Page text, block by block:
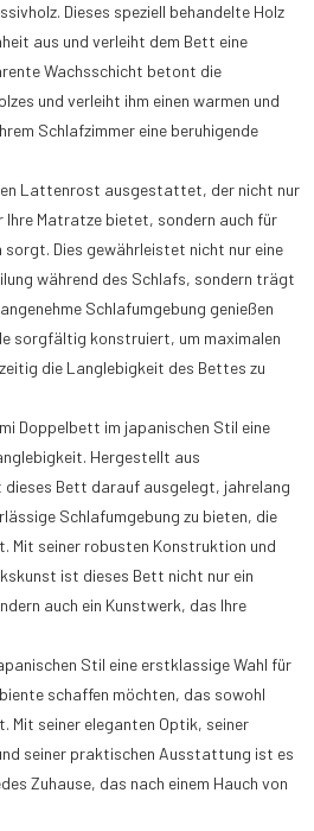
Dieses speziell behandelte Holz
aus und verleiht dem Bett eine
Wachsschicht betont die
und verleiht ihm einen warmen und
Schlafzimmer eine beruhigende
Lattenrost ausgestattet, der nicht nur
Ihre Matratze bietet, sondern auch für
Dies gewährleistet nicht nur eine
während des Schlafs, sondern trägt
Schlafumgebung genießen
sorgfältig konstruiert, um maximalen
die Langlebigkeit des Bettes zu
Doppelbett im japanischen Stil eine
Hergestellt aus
dieses Bett darauf ausgelegt, jahrelang
Schlafumgebung zu bieten, die
Mit seiner robusten Konstruktion und
ist dieses Bett nicht nur ein
auch ein Kunstwerk, das Ihre
Stil eine erstklassige Wahl für
schaffen möchten, das sowohl
Mit seiner eleganten Optik, seiner
seiner praktischen Ausstattung ist es
Zuhause, das nach einem Hauch von